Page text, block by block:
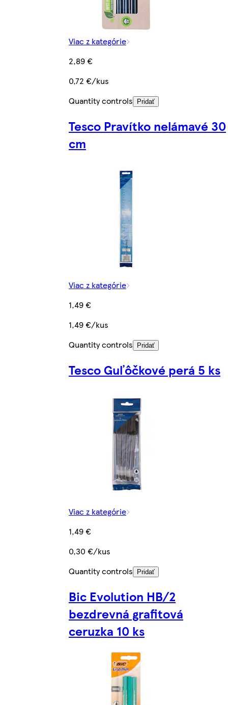
Viac z kategórie
2,89 €
0,72 €/kus
Quantity controls
Pridať
Tesco Pravítko nelámavé 30
cm
Viac z kategórie
1,49 €
1,49 €/kus
Quantity controls
Pridať
Tesco Guľôčkové perá 5 ks
Viac z kategórie
1,49 €
0,30 €/kus
Quantity controls
Pridať
Bic Evolution HB/2
bezdrevná grafitová
ceruzka 10 ks